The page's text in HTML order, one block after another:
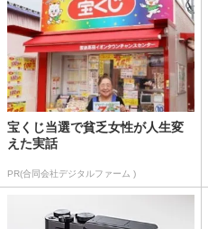
宝くじ当選で貧乏女性が人生変
えた実話
PR(合同会社デジタルファーム )